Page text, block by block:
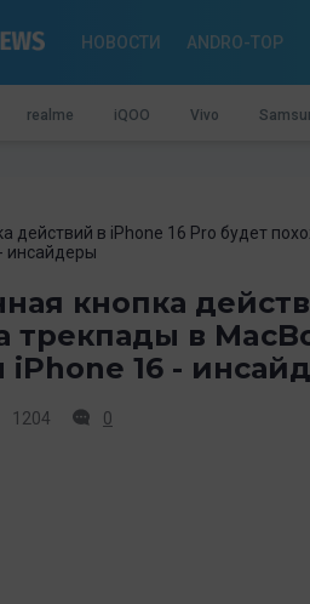
НОВОСТИ ANDRO-TOP
realme iQOO Vivo
действий в iPhone 16 Pro будет
инсайдеры
кнопка
трекпады в
iPhone 16 -
1204 0